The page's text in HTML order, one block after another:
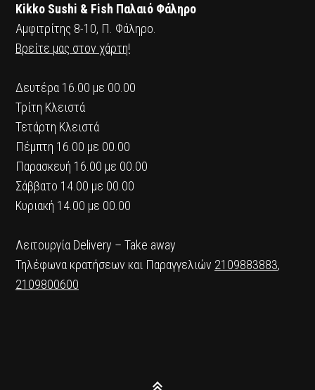
Kikko Sushi & Fish Παλαιό Φάληρο
Αμφιτρίτης 8-10, Π. Φάληρο.
Βρείτε μας στον χάρτη!
Δευτέρα 16.00 με 00.00
Τρίτη Κλειστά
Τετάρτη Κλειστά
Πέμπτη 16.00 με 00.00
Παρασκευή 16.00 με 00.00
Σάββατο 14.00 με 00.00
Κυριακή 14.00 με 00.00
Λειτουργία Delivery – Take away
Τηλέφωνα κρατήσεων και Παραγγελιών 2109883883,
2109800600